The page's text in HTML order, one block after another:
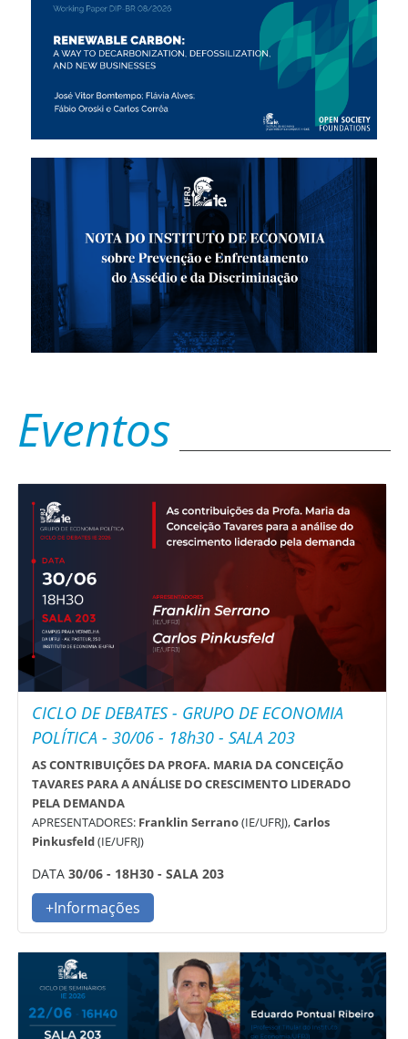
Eventos
CICLO DE DEBATES - GRUPO DE ECONOMIA
POLÍTICA - 30/06 - 18h30 - SALA 203
AS CONTRIBUIÇÕES DA PROFA. MARIA DA CONCEIÇÃO
TAVARES PARA A ANÁLISE DO CRESCIMENTO LIDERADO
PELA DEMANDA
APRESENTADORES: Franklin Serrano(IE/UFRJ),Carlos
Pinkusfeld(IE/UFRJ)
DATA30/06 - 18H30 - SALA 203
+Informações